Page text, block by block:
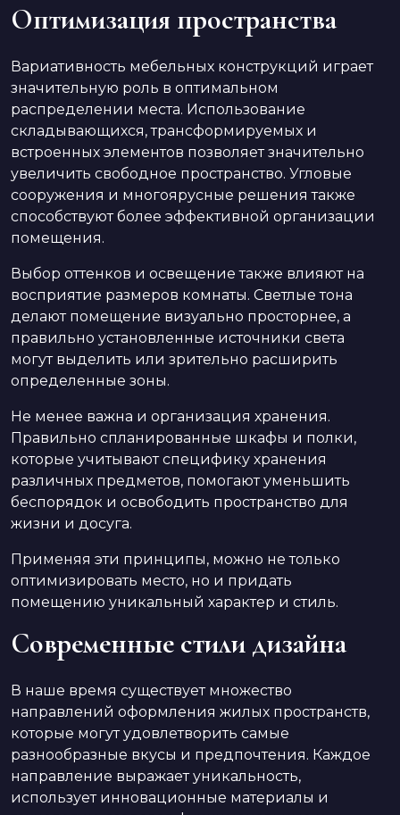
Оптимизация пространства
Вариативность мебельных конструкций играет
значительную роль в оптимальном
распределении места. Использование
складывающихся, трансформируемых и
встроенных элементов позволяет значительно
увеличить свободное пространство. Угловые
сооружения и многоярусные решения также
способствуют более эффективной организации
помещения.
Выбор оттенков и освещение также влияют на
восприятие размеров комнаты. Светлые тона
делают помещение визуально просторнее, а
правильно установленные источники света
могут выделить или зрительно расширить
определенные зоны.
Не менее важна и организация хранения.
Правильно спланированные шкафы и полки,
которые учитывают специфику хранения
различных предметов, помогают уменьшить
беспорядок и освободить пространство для
жизни и досуга.
Применяя эти принципы, можно не только
оптимизировать место, но и придать
помещению уникальный характер и стиль.
Современные стили дизайна
В наше время существует множество
направлений оформления жилых пространств,
которые могут удовлетворить самые
разнообразные вкусы и предпочтения. Каждое
направление выражает уникальность,
использует инновационные материалы и